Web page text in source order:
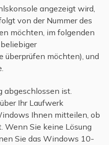
angezeigt wird,
von der Nummer des
möchten, im folgenden
überprüfen möchten), und
abgeschlossen ist.
Ihr Laufwerk
Ihnen mitteilen, ob
Wenn Sie keine Lösung
Sie das Windows 10-